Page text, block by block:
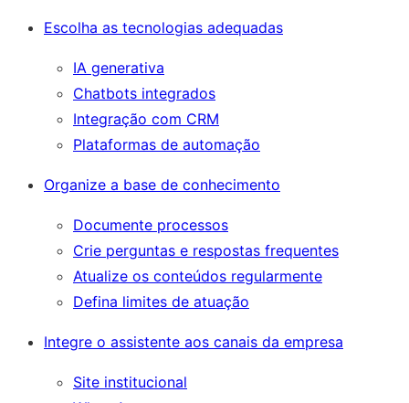
Escolha as tecnologias adequadas
IA generativa
Chatbots integrados
Integração com CRM
Plataformas de automação
Organize a base de conhecimento
Documente processos
Crie perguntas e respostas frequentes
Atualize os conteúdos regularmente
Defina limites de atuação
Integre o assistente aos canais da empresa
Site institucional